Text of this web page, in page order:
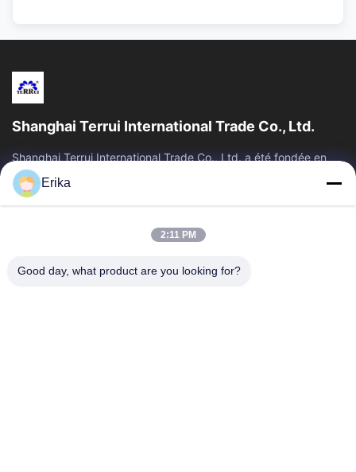
Shanghai Terrui International Trade Co., Ltd.
Shanghai Terrui International Trade Co., Ltd. a été fondée en
2002, spécialisée dans le développement, la fabrication et la
vente d'équipements...
Liens Rapides
Produits
À Propos De Nous
Contrôle De Qualité
Erika
2:11 PM
Good day, what product are you looking for?